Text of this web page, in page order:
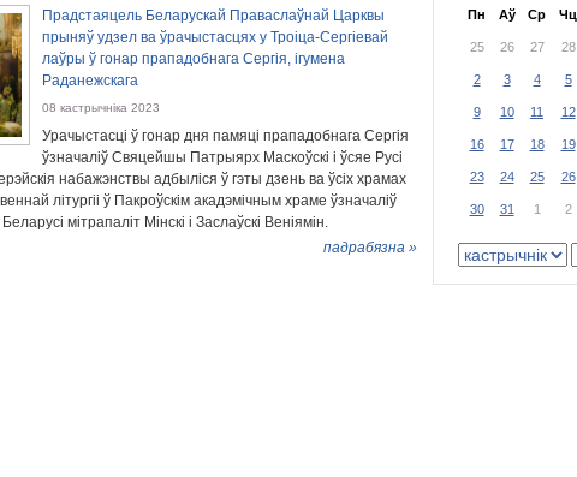
Прадстаяцель Беларускай Праваслаўнай Царквы
прыняў удзел ва ўрачыстасцях у Троіца-Сергіевай
лаўры ў гонар прападобнага Сергія, ігумена
Раданежскага
08 кастрычніка 2023
Урачыстасці ў гонар дня памяці прападобнага Сергія
ўзначаліў Свяцейшы Патрыярх Маскоўскі і ўсяе Русі
набажэнствы адбыліся ў гэты дзень ва ўсіх храмах
літургіі ў Пакроўскім акадэмічным храме ўзначаліў
мітрапаліт Мінскі і Заслаўскі Веніямін.
падрабязна »
Пн Аў Ср Чц
25 26 27 28
2 3 4 5
9 10 11 12
16 17 18 19
23 24 25 26
30 31 1 2